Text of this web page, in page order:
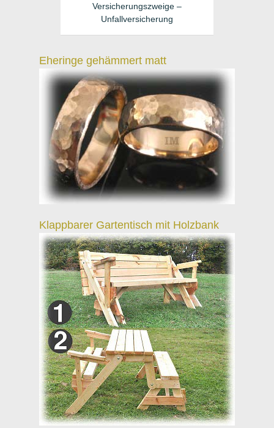
Versicherungszweige –
Unfallversicherung
Eheringe gehämmert matt
Klappbarer Gartentisch mit Holzbank